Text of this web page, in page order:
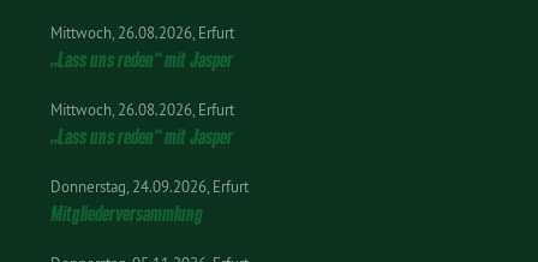
Mittwoch 26.08.2026 Erfurt
„Lass uns reden“ mit Jasper
Mittwoch 26.08.2026 Erfurt
„Lass uns reden“ mit Jasper
Donnerstag 24.09.2026 Erfurt
Mitgliederversammlung